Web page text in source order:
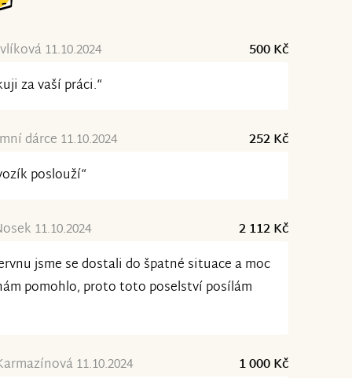
11.10.2024
500 Kč
za vaší práci.“
dárce 11.10.2024
252 Kč
poslouží“
11.10.2024
2 112 Kč
jsme se dostali do špatné situace a moc
pomohlo, proto toto poselství posílám
11.10.2024
1 000 Kč